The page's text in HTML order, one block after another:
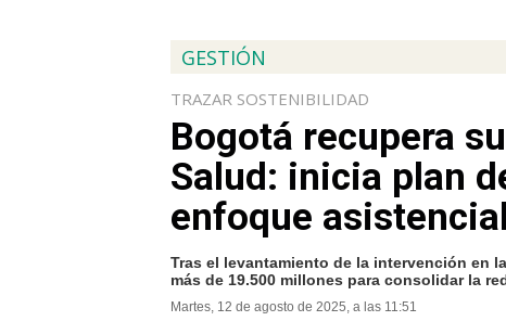
GESTIÓN
TRAZAR SOSTENIBILIDAD
Bogotá recupera
Salud: inicia plan
enfoque
Tras el levantamiento de la intervención en
más de 19.500 millones para consolidar la
Martes, 12 de agosto de 2025, a las 11:51